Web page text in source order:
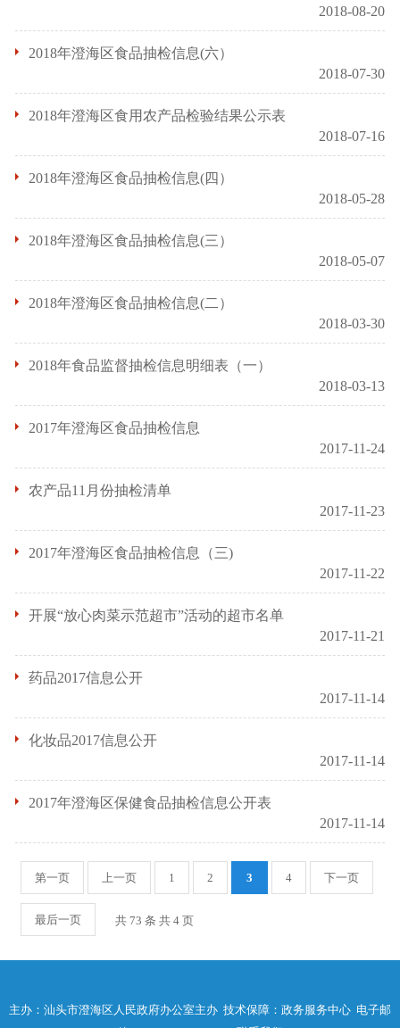
2018-08-20
2018年澄海区食品抽检信息(六）
2018-07-30
2018年澄海区食用农产品检验结果公示表
2018-07-16
2018年澄海区食品抽检信息(四）
2018-05-28
2018年澄海区食品抽检信息(三）
2018-05-07
2018年澄海区食品抽检信息(二）
2018-03-30
2018年食品监督抽检信息明细表（一）
2018-03-13
2017年澄海区食品抽检信息
2017-11-24
农产品11月份抽检清单
2017-11-23
2017年澄海区食品抽检信息（三)
2017-11-22
开展“放心肉菜示范超市”活动的超市名单
2017-11-21
药品2017信息公开
2017-11-14
化妆品2017信息公开
2017-11-14
2017年澄海区保健食品抽检信息公开表
2017-11-14
第一页 上一页 1 2 3 4 下一页
最后一页 共 73 条 共4 页
主办：汕头市澄海区人民政府办公室主办 技术保障：政务服务中心 电子邮